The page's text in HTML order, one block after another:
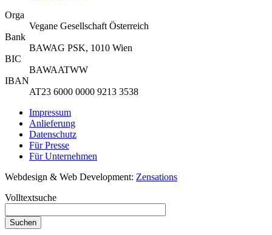
Orga
Vegane Gesellschaft Österreich
Bank
BAWAG PSK, 1010 Wien
BIC
BAWAATWW
IBAN
AT23 6000 0000 9213 3538
Impressum
Anlieferung
Datenschutz
Für Presse
Für Unternehmen
Webdesign & Web Development: Zensations
Volltextsuche